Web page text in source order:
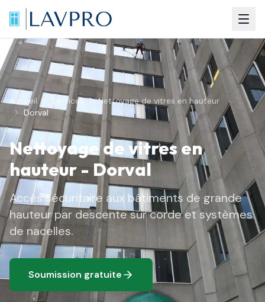
Accueil Services
Nettoyage de vitres en hauteur
Dorval
Nettoyage de vitres en
hauteur - Dorval
Accès sécuritaire aux bâtiments de grande
hauteur par descente sur corde et systèmes
de nacelles.
Soumission gratuite